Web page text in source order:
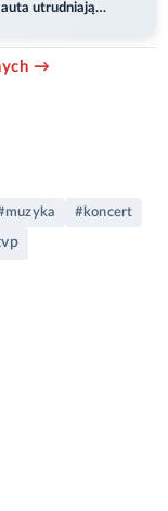
utrudniają
→
#koncert